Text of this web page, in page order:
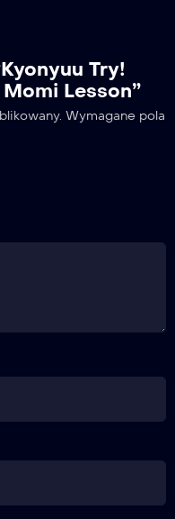
Try!
Lesson”
Wymagane pola